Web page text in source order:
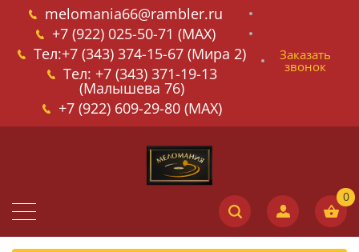
melomania66@rambler.ru
+7 (922) 025-50-71 (MAX)
Тел:+7 (343) 374-15-67 (Мира 2)
Тел: +7 (343) 371-19-13
(Малышева 76)
+7 (922) 609-29-80 (MAX)
Заказать
звонок